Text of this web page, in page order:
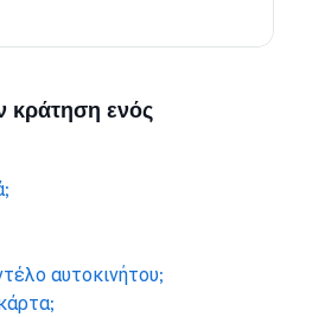
κράτηση ενός
αυτοκινήτου;